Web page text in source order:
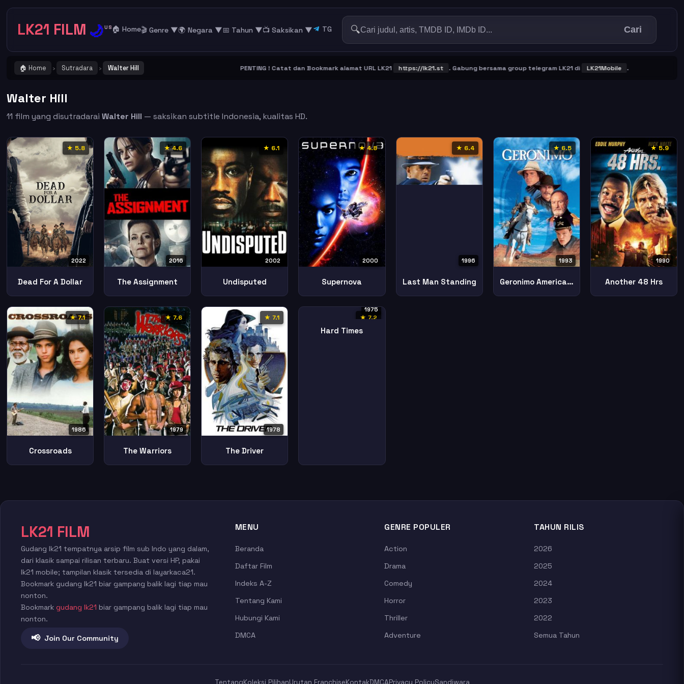
LK21 FILM 🌙US 🏠 Home🎬 Genre ▼🌍 Negara ▼📅 Tahun ▼📺 Saksikan ▼ TG 🔍 Cari
🏠 Home › Sutradara › Walter Hill PENTING ! Catat dan Bookmark alamat URL LK21 https://lk21.st . Gabung bersama group telegram LK21 di LK21Mobile .
Walter Hill
11 film yang disutradaraiWalter Hill — saksikan subtitle Indonesia, kualitas HD.
★ 5.8
2022
Dead For A Dollar
★ 4.6
2016
The Assignment
★ 6.1
2002
Undisputed
★ 4.8
2000
Supernova
★ 6.4
1996
Last Man Standing
★ 6.5
1993
Geronimo American Legend
★ 5.9
1990
Another 48 Hrs
★ 7.1
1986
Crossroads
★ 7.6
1979
The Warriors
★ 7.1
1978
The Driver
★ 7.2
1975
Hard Times
LK21 FILM
Gudang lk21 tempatnya arsip film sub Indo yang dalam,
dari klasik sampai rilisan terbaru. Buat versi HP, pakai
lk21 mobile; tampilan klasik tersedia di layarkaca21.
Bookmark gudang lk21 biar gampang balik lagi tiap mau
nonton.
Bookmark gudang lk21 biar gampang balik lagi tiap mau
nonton.
📢 Join Our Community
MENU
Beranda
Daftar Film
Indeks A-Z
Tentang Kami
Hubungi Kami
DMCA
GENRE POPULER
Action
Drama
Comedy
Horror
Thriller
Adventure
TAHUN RILIS
2026
2025
2024
2023
2022
Semua Tahun
TentangKoleksi PilihanUrutan FranchiseKontakDMCAPrivacy PolicySandiwara